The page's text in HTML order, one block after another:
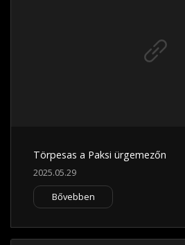
Törpesas a Paksi ürgemezőn
2025.05.29
Bővebben